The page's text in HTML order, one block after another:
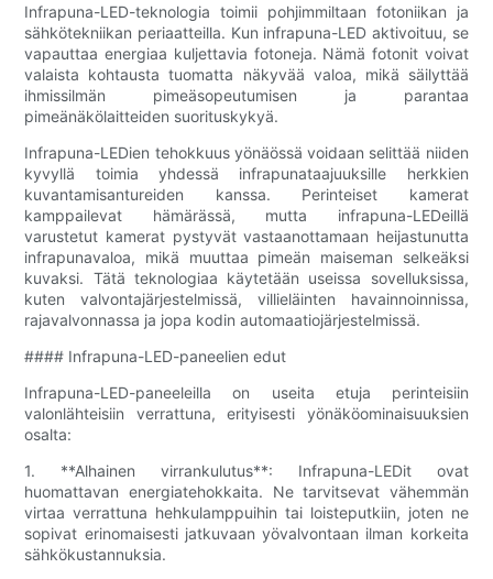
Infrapuna-LED-teknologia toimii pohjimmiltaan fotoniikan ja
sähkötekniikan periaatteilla. Kun infrapuna-LED aktivoituu, se
vapauttaa energiaa kuljettavia fotoneja. Nämä fotonit voivat
valaista kohtausta tuomatta näkyvää valoa, mikä säilyttää
ihmissilmän pimeäsopeutumisen ja parantaa
pimeänäkölaitteiden suorituskykyä.
Infrapuna-LEDien tehokkuus yönäössä voidaan selittää niiden
kyvyllä toimia yhdessä infrapunataajuuksille herkkien
kuvantamisantureiden kanssa. Perinteiset kamerat
kamppailevat hämärässä, mutta infrapuna-LEDeillä
varustetut kamerat pystyvät vastaanottamaan heijastunutta
infrapunavaloa, mikä muuttaa pimeän maiseman selkeäksi
kuvaksi. Tätä teknologiaa käytetään useissa sovelluksissa,
kuten valvontajärjestelmissä, villieläinten havainnoinnissa,
rajavalvonnassa ja jopa kodin automaatiojärjestelmissä.
#### Infrapuna-LED-paneelien edut
Infrapuna-LED-paneeleilla on useita etuja perinteisiin
valonlähteisiin verrattuna, erityisesti yönäköominaisuuksien
osalta:
1. **Alhainen virrankulutus**: Infrapuna-LEDit ovat
huomattavan energiatehokkaita. Ne tarvitsevat vähemmän
virtaa verrattuna hehkulamppuihin tai loisteputkiin, joten ne
sopivat erinomaisesti jatkuvaan yövalvontaan ilman korkeita
sähkökustannuksia.